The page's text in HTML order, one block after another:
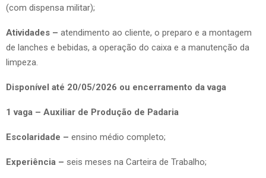
(com dispensa militar);
Atividades – atendimento ao cliente, o preparo e a montagem
de lanches e bebidas, a operação do caixa e a manutenção da
limpeza.
Disponível até 20/05/2026 ou encerramento da vaga
1 vaga – Auxiliar de Produção de Padaria
Escolaridade – ensino médio completo;
Experiência – seis meses na Carteira de Trabalho;